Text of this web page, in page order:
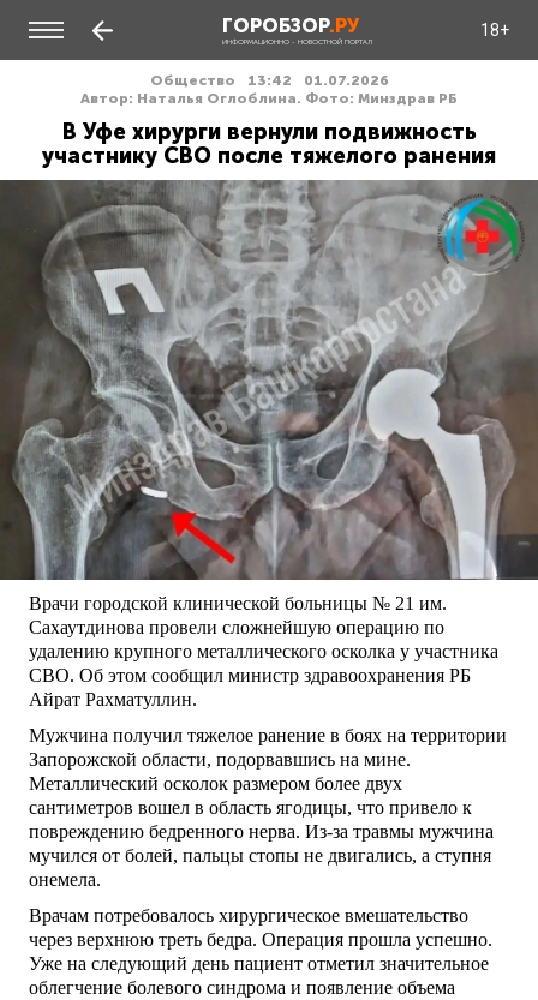
ГОРОБЗОР.РУ
ИНФОРМАЦИОННО - НОВОСТНОЙ ПОРТАЛ
18+
Общество 13:42
01.07.2026
Автор: Наталья Оглоблина. Фото: Минздрав РБ
В Уфе хирурги вернули подвижность
участнику СВО после тяжелого ранения
Врачи городской клинической больницы № 21 им.
Сахаутдинова провели сложнейшую операцию по
удалению крупного металлического осколка у участника
СВО. Об этом сообщил министр здравоохранения РБ
Айрат Рахматуллин.
Мужчина получил тяжелое ранение в боях на территории
Запорожской области, подорвавшись на мине.
Металлический осколок размером более двух
сантиметров вошел в область ягодицы, что привело к
повреждению бедренного нерва. Из-за травмы мужчина
мучился от болей, пальцы стопы не двигались, а ступня
онемела.
Врачам потребовалось хирургическое вмешательство
через верхнюю треть бедра. Операция прошла успешно.
Уже на следующий день пациент отметил значительное
облегчение болевого синдрома и появление объема